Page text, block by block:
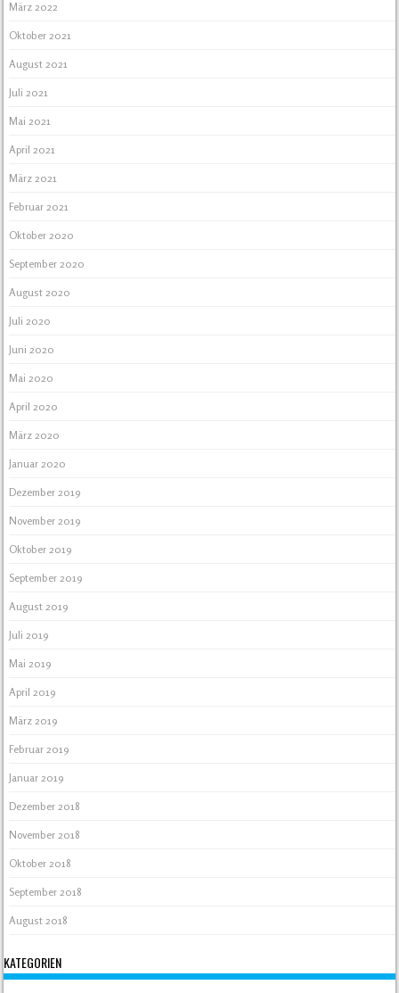
März 2022
Oktober 2021
August 2021
Juli 2021
Mai 2021
April 2021
März 2021
Februar 2021
Oktober 2020
September 2020
August 2020
Juli 2020
Juni 2020
Mai 2020
April 2020
März 2020
Januar 2020
Dezember 2019
November 2019
Oktober 2019
September 2019
August 2019
Juli 2019
Mai 2019
April 2019
März 2019
Februar 2019
Januar 2019
Dezember 2018
November 2018
Oktober 2018
September 2018
August 2018
KATEGORIEN